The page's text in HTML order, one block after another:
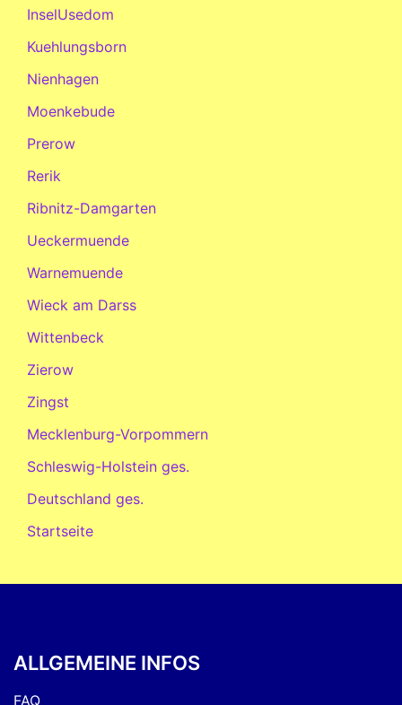
InselUsedom
Kuehlungsborn
Nienhagen
Moenkebude
Prerow
Rerik
Ribnitz-Damgarten
Ueckermuende
Warnemuende
Wieck am Darss
Wittenbeck
Zierow
Zingst
Mecklenburg-Vorpommern
Schleswig-Holstein ges.
Deutschland ges.
Startseite
ALLGEMEINE INFOS
FAQ